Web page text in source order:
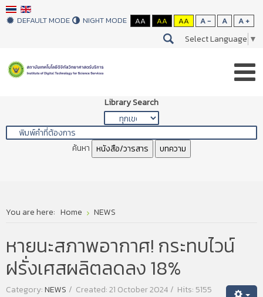
DEFAULT MODE NIGHT MODE AA AA AA A - A A +
Select Language ▼
Library Search
ค้นหา หนังสือ/วารสาร บทความ
You are here: Home NEWS
หายนะสภาพอากาศ! กระทบไวน์
ฝรั่งเศสผลิตลดลง 18%
Category:NEWS Created: 21 October 2024 Hits: 5155